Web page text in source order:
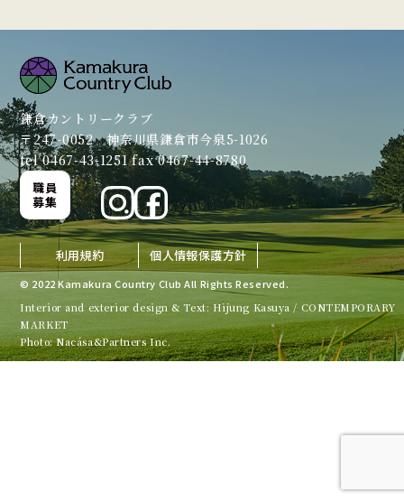
鎌倉カントリークラブ
〒247-0052 神奈川県鎌倉市今泉5-1026
tel 0467-43-1251 fax 0467-44-8780
職員
募集
© 2022 Kamakura Country Club All Rights Reserved.
利用規約 個人情報保護方針
Interior and exterior design & Text: Hijung Kasuya / CONTEMPORARY
MARKET
Photo: Nacása&Partners Inc.